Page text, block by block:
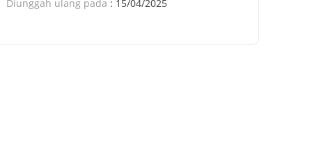
Diunggah ulang pada : 15/04/2025